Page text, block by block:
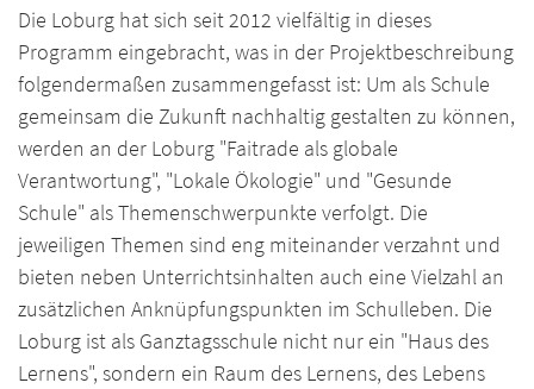
Die Loburg hat sich seit 2012 vielfältig in dieses
Programm eingebracht, was in der Projektbeschreibung
folgendermaßen zusammengefasst ist: Um als Schule
gemeinsam die Zukunft nachhaltig gestalten zu können,
werden an der Loburg "Faitrade als globale
Verantwortung", "Lokale Ökologie" und "Gesunde
Schule" als Themenschwerpunkte verfolgt. Die
jeweiligen Themen sind eng miteinander verzahnt und
bieten neben Unterrichtsinhalten auch eine Vielzahl an
zusätzlichen Anknüpfungspunkten im Schulleben. Die
Loburg ist als Ganztagsschule nicht nur ein "Haus des
Lernens", sondern ein Raum des Lernens, des Lebens